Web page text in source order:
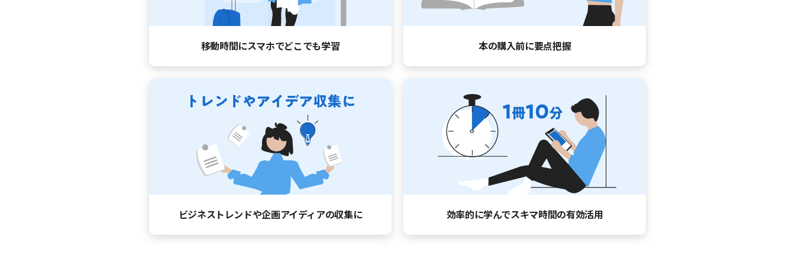
移動時間にスマホでどこでも学習 本の購入前に要点把握
ビジネストレンドや企画アイディアの収集に 効率的に学んでスキマ時間の有効活用